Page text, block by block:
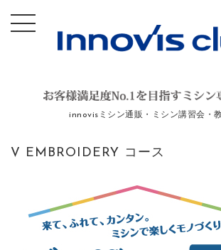
innovisミシン通販・ミシン講習会・
V EMBROIDERY コース